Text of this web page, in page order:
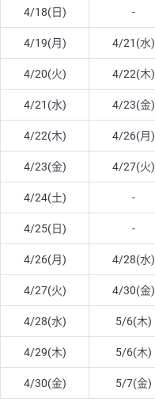
4/18(日) -
4/19(月) 4/21(水)
4/20(火) 4/22(木)
4/21(水) 4/23(金)
4/22(木) 4/26(月)
4/23(金) 4/27(火)
4/24(土) -
4/25(日) -
4/26(月) 4/28(水)
4/27(火) 4/30(金)
4/28(水) 5/6(木)
4/29(木) 5/6(木)
4/30(金) 5/7(金)